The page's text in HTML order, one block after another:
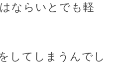
ならいとでも軽
してしまうんでし